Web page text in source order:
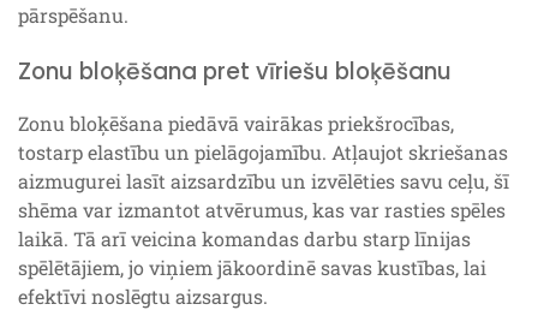
pārspēšanu.
Zonu bloķēšana pret vīriešu bloķēšanu
Zonu bloķēšana piedāvā vairākas priekšrocības,
tostarp elastību un pielāgojamību. Atļaujot skriešanas
aizmugurei lasīt aizsardzību un izvēlēties savu ceļu, šī
shēma var izmantot atvērumus, kas var rasties spēles
laikā. Tā arī veicina komandas darbu starp līnijas
spēlētājiem, jo viņiem jākoordinē savas kustības, lai
efektīvi noslēgtu aizsargus.